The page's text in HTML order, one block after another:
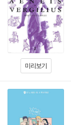
미리보기